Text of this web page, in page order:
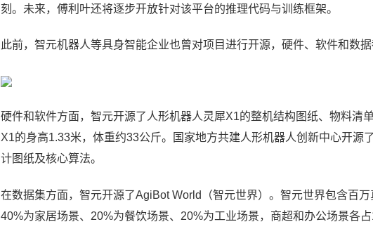
刻 。 未来，傅利叶还将逐步开放针对该平台的推理代码与训练框架。
此前， 智元机器人等具身智能企业也曾对项目进行开源，硬件、软件和数据
硬件和软件方面， 智元开源了人形机器人灵犀X1的整机结构图纸、物料清
X1的身高1.33米，体重约33公斤。
国家地方共建人形机器人创新中心开源
计图纸及核心算法。
在数据集方面，智元开源了AgiBot World（智元世界）。智元世界包含百万
40%为家居场景、20%为餐饮场景、20%为工业场景，商超和办公场景各占